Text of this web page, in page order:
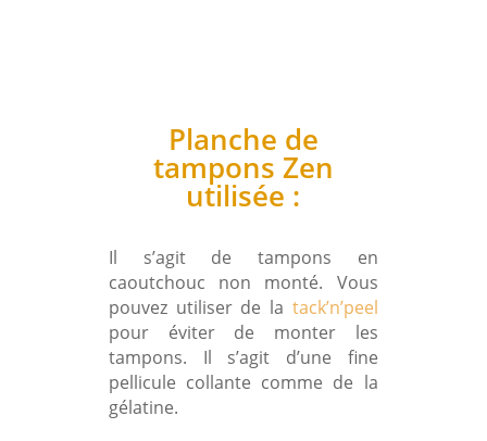
Planche de
tampons Zen
utilisée :
Il s’agit de tampons en
caoutchouc non monté. Vous
pouvez utiliser de la tack’n’peel
pour éviter de monter les
tampons. Il s’agit d’une fine
pellicule collante comme de la
gélatine.